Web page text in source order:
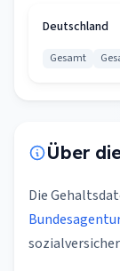
Deutschland
Gesamt
Über
Die